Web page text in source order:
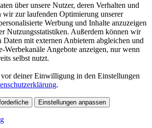
über unsere Nutzer, deren Verhalten und
wir zur laufenden Optimierung unserer
Werbung und Inhalte anzuzeigen
Nutzungsstatistiken. Außerdem können wir
Daten mit externen Anbietern abgleichen und
Werbekanäle Angebote anzeigen, nur wenn
selbst nutzt.
deiner Einwilligung in den Einstellungen
.
Einstellungen anpassen